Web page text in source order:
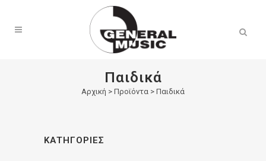
Παιδικά
Αρχική > Προϊόντα > Παιδικά
ΚΑΤΗΓΟΡΊΕΣ